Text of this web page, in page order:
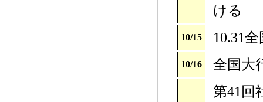
ける
10/15 10.31
10/16 全国大
第41回